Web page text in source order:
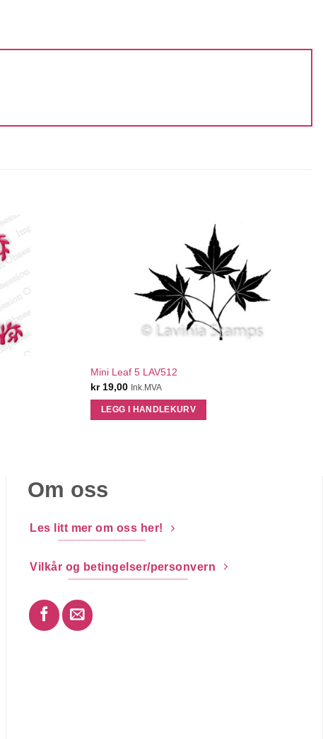
QUICK VIEW
Mini Leaf 5 LAV512
kr19,00 Ink.MVA
LEGG I HANDLEKURV
Om oss
Les litt mer om oss her!
Vilkår og betingelser/personvern